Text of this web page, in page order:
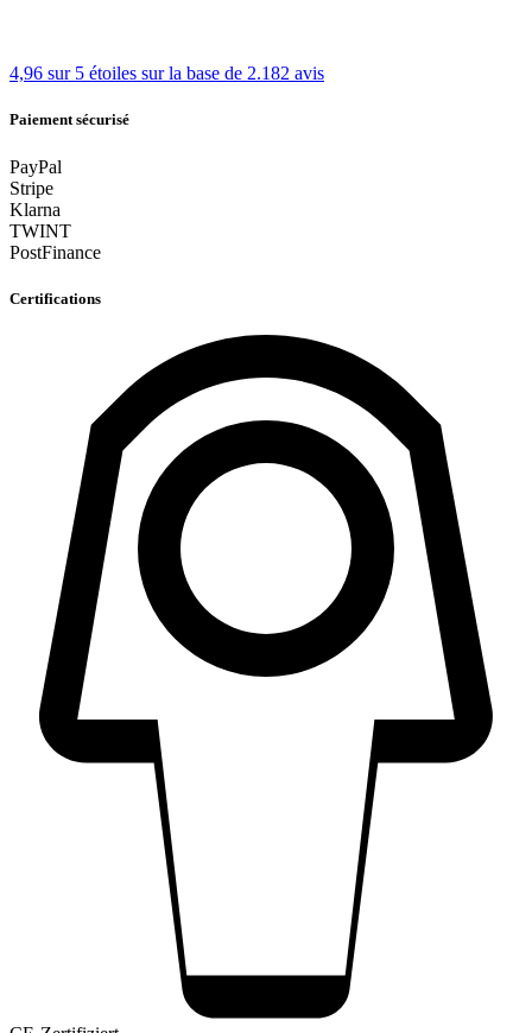
4,96 sur 5 étoiles sur la base de 2.182 avis
Paiement sécurisé
PayPal
Stripe
Klarna
TWINT
PostFinance
Certifications